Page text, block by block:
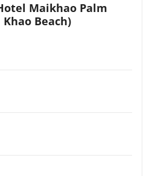
Maikhao Palm
Beach)